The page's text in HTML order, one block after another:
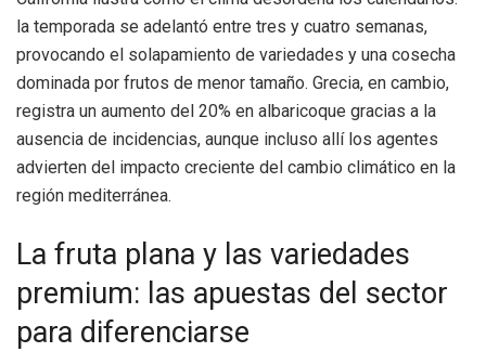
la temporada se adelantó entre tres y cuatro semanas,
provocando el solapamiento de variedades y una cosecha
dominada por frutos de menor tamaño. Grecia, en cambio,
registra un aumento del 20% en albaricoque gracias a la
ausencia de incidencias, aunque incluso allí los agentes
advierten del impacto creciente del cambio climático en la
región mediterránea.
La fruta plana y las variedades
premium: las apuestas del sector
para diferenciarse